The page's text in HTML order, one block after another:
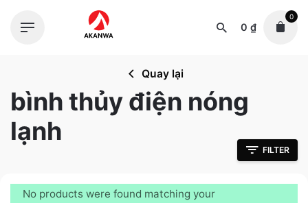
0 ₫
0
Quay lại
bình thủy điện nóng
lạnh
FILTER
No products were found matching your